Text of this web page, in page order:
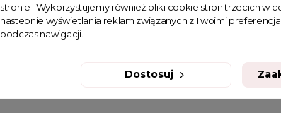
stronie . Wykorzystujemy również pliki cookie stron trzecich w
nastepnie wyświetlania reklam związanych z Twoimi
podczas nawigacji.
Dostosuj